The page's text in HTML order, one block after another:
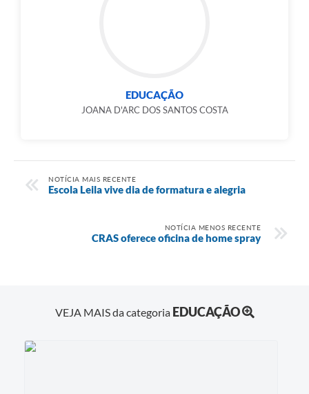
EDUCAÇÃO
JOANA D'ARC DOS SANTOS COSTA
NOTÍCIA MAIS RECENTE
Escola Leila vive dia de formatura e alegria
NOTÍCIA MENOS RECENTE
CRAS oferece oficina de home spray
VEJA MAIS da categoria EDUCAÇÃO